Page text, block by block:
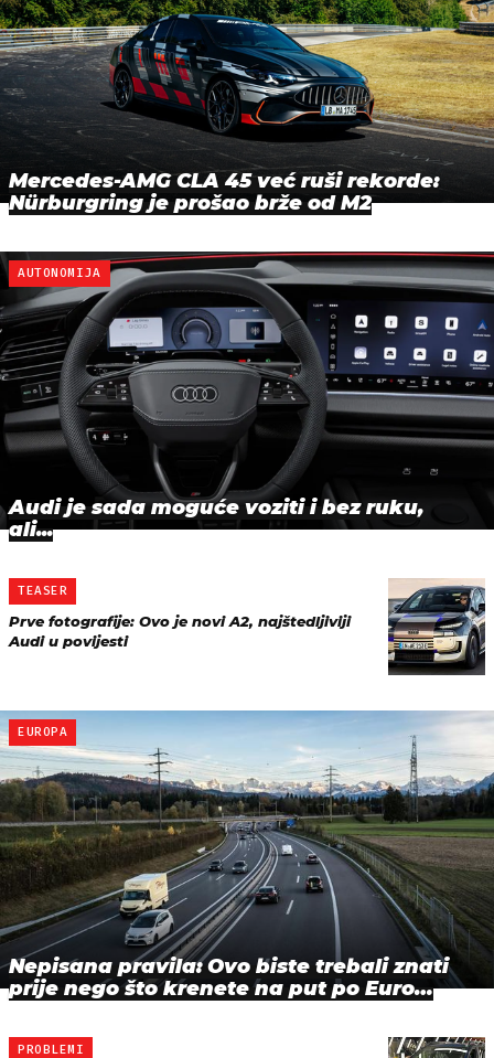
Mercedes-AMG CLA 45 već ruši rekorde:
Nürburgring je prošao brže od M2
AUTONOMIJA
Audi je sada moguće voziti i bez ruku,
ali...
TEASER
Prve fotografije: Ovo je novi A2, najštedljiviji
Audi u povijesti
EUROPA
Nepisana pravila: Ovo biste trebali znati
prije nego što krenete na put po Euro…
PROBLEMI